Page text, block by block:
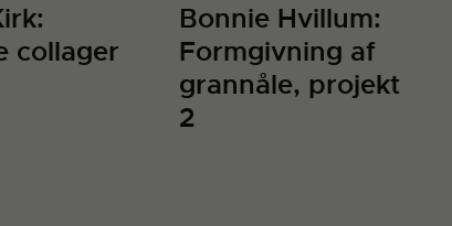
collager
Bonnie Hvillum:
Formgivning af
grannåle, projekt
2